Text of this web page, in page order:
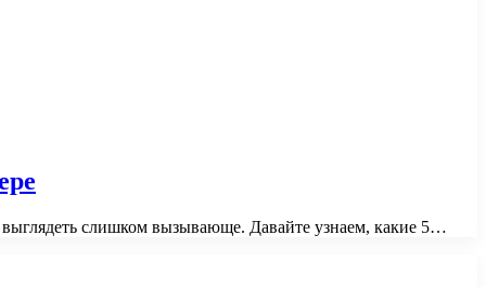
выглядеть слишком вызывающе. Давайте узнаем, какие 5…